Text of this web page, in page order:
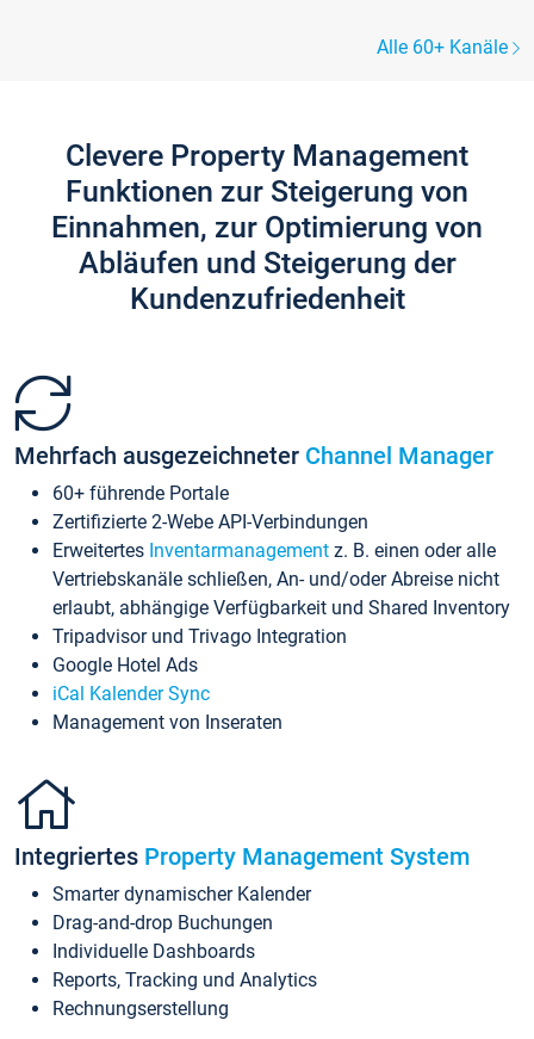
Alle 60+ Kanäle
Clevere Property Management
Funktionen zur Steigerung von
Einnahmen, zur Optimierung von
Abläufen und Steigerung der
Kundenzufriedenheit
Mehrfach ausgezeichneter Channel Manager
60+ führende Portale
Zertifizierte 2-Webe API-Verbindungen
Erweitertes Inventarmanagement z. B. einen oder alle
Vertriebskanäle schließen, An- und/oder Abreise nicht
erlaubt, abhängige Verfügbarkeit und Shared Inventory
Tripadvisor und Trivago Integration
Google Hotel Ads
iCal Kalender Sync
Management von Inseraten
Integriertes Property Management System
Smarter dynamischer Kalender
Drag-and-drop Buchungen
Individuelle Dashboards
Reports, Tracking und Analytics
Rechnungserstellung